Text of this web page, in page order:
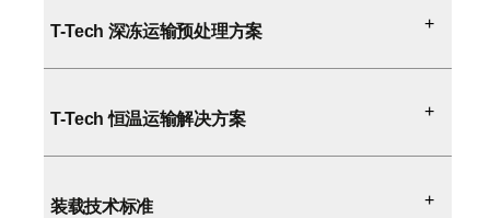
T-Tech 深冻运输预处理方案
T-Tech 恒温运输解决方案
装载技术标准